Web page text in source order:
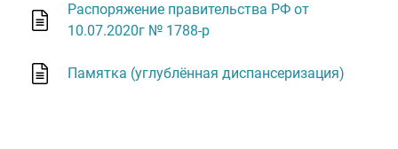
Распоряжение правительства РФ от
10.07.2020г № 1788-р
Памятка (углублённая диспансеризация)